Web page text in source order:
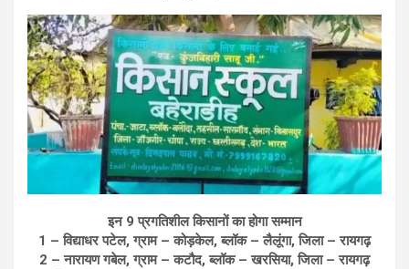
इन 9 प्रगतिशील किसानों का होगा सम्मान
1 – विद्याधर पटेल, ग्राम – कोड़केल, ब्लॉक – लैलूंगा, जिला – रायगढ़
2 – नारायण गबेल, ग्राम – कटौद, ब्लॉक – खरसिया, जिला – रायगढ़